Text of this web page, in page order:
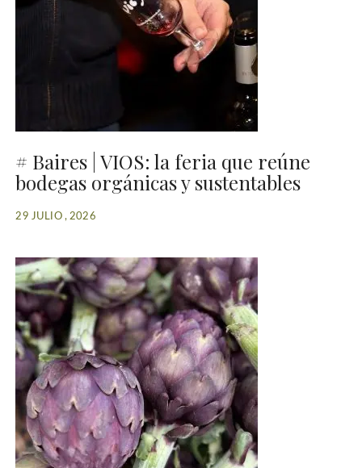
# Baires | VIOS: la feria que reúne
bodegas orgánicas y sustentables
29 JULIO , 2026